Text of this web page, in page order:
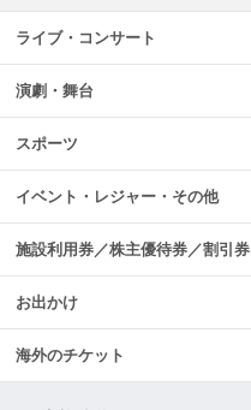
ライブ・コンサート
演劇・舞台
スポーツ
イベント・レジャー・その他
施設利用券／株主優待券／割引券
お出かけ
海外のチケット